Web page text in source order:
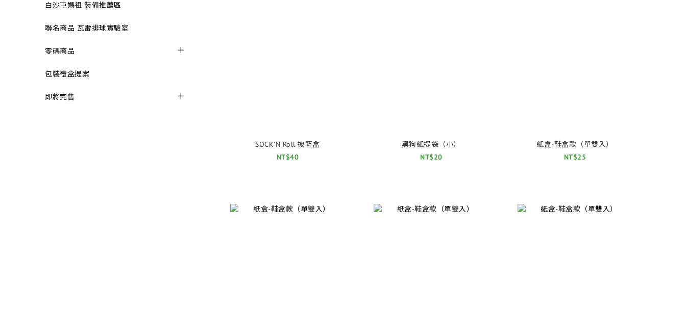
白沙屯媽祖 裝備推薦區
聯名商品 瓦雷排球實驗室
零碼商品
包裝禮盒提案
即將完售
SOCK'N Roll 披薩盒
NT$40
黑狗紙提袋（小）
NT$20
紙盒-鞋盒款（單雙入）
NT$25